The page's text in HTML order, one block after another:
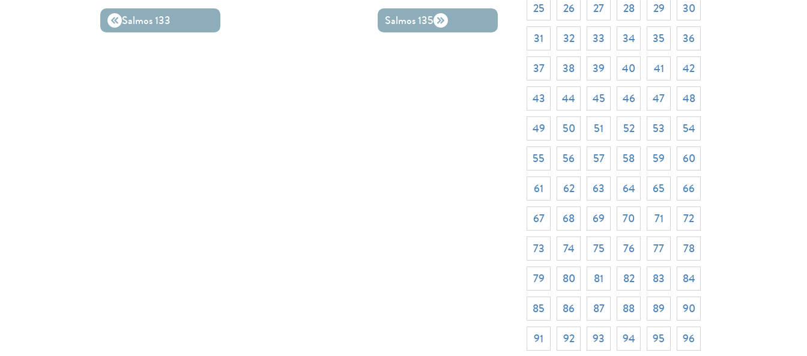
Salmos 133 Salmos 135
25
26 27 28 29
30
31
32 33 34 35
36
37
38 39 40 41
42
43
44 45 46 47
48
49
50 51 52 53
54
55
56 57 58 59
60
61
62 63 64 65
66
67
68 69 70 71
72
73
74 75 76 77
78
79
80 81 82 83
84
85
86 87 88 89
90
91
92 93 94 95
96